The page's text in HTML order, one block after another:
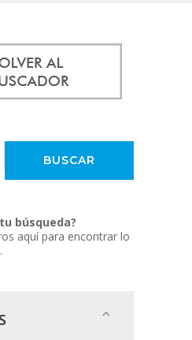
búsqueda?
aquí para encontrar lo